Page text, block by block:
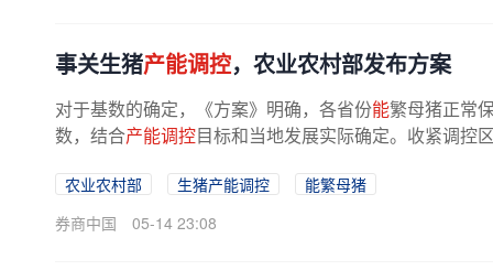
事关生猪产能调控，农业农村部发布方案
对于基数的确定，《方案》明确，各省份能繁母猪正常
数，结合产能调控目标和当地发展实际确定。收紧调控
农业农村部 生猪产能调控
能繁母猪
券商中国
05-14 23:08